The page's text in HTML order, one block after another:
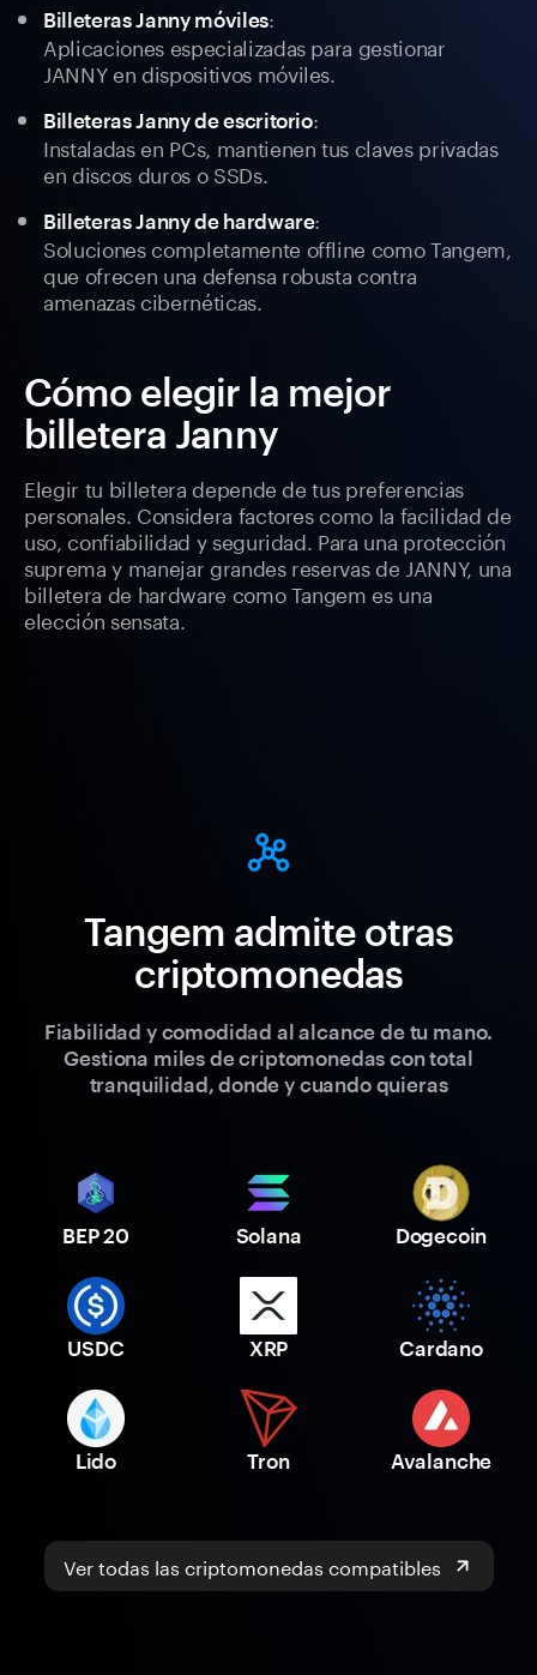
Billeteras Janny móviles:
Aplicaciones especializadas para gestionar
JANNY en dispositivos móviles.
Billeteras Janny de escritorio:
Instaladas en PCs, mantienen tus claves privadas
en discos duros o SSDs.
Billeteras Janny de hardware:
Soluciones completamente offline como Tangem,
que ofrecen una defensa robusta contra
amenazas cibernéticas.
Cómo elegir la mejor
billetera Janny
Elegir tu billetera depende de tus preferencias
personales. Considera factores como la facilidad de
uso, confiabilidad y seguridad. Para una protección
suprema y manejar grandes reservas de JANNY, una
billetera de hardware como Tangem es una
elección sensata.
Tangem admite otras
criptomonedas
Fiabilidad y comodidad al alcance de tu mano.
Gestiona miles de criptomonedas con total
tranquilidad, donde y cuando quieras
BEP 20 Solana Dogecoin
USDC XRP Cardano
Lido Tron Avalanche
Ver todas las criptomonedas compatibles